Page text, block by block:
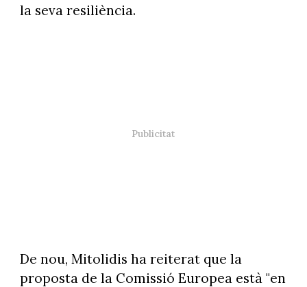
la seva resiliència.
De nou, Mitolidis ha reiterat que la
proposta de la Comissió Europea està "en